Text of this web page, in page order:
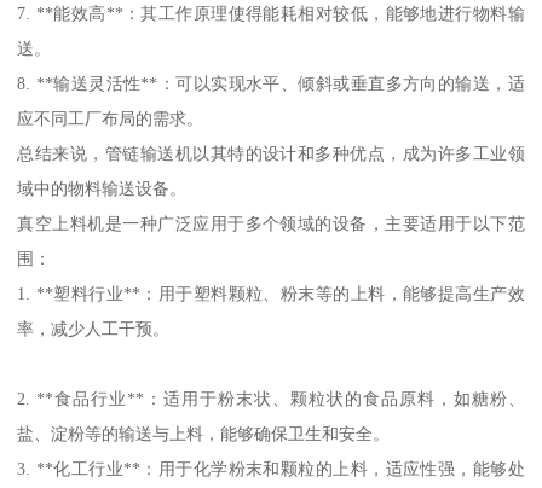
7. **能效高**：其工作原理使得能耗相对较低，能够地进行物料输
送。
8. **输送灵活性**：可以实现水平、倾斜或垂直多方向的输送，适
应不同工厂布局的需求。
总结来说，管链输送机以其特的设计和多种优点，成为许多工业领
域中的物料输送设备。
真空上料机是一种广泛应用于多个领域的设备，主要适用于以下范
围：
1. **塑料行业**：用于塑料颗粒、粉末等的上料，能够提高生产效
率，减少人工干预。
2. **食品行业**：适用于粉末状、颗粒状的食品原料，如糖粉、
盐、淀粉等的输送与上料，能够确保卫生和安全。
3. **化工行业**：用于化学粉末和颗粒的上料，适应性强，能够处